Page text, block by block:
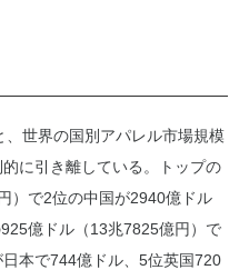
世界の国別アパレル市場規模
に引き離している。トップの
）で2位の中国が2940億ドル
億ドル（13兆7825億円）で
本で744億ドル、5位英国720